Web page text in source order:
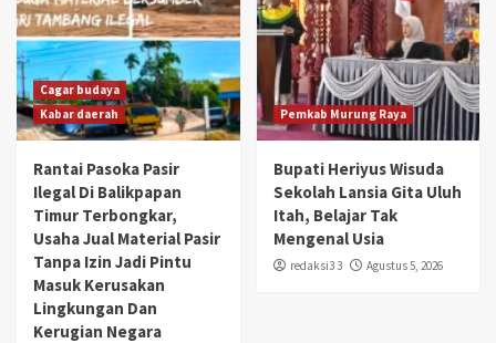
Cagar budaya
Kabar daerah
Rantai Pasoka Pasir
Ilegal Di Balikpapan
Timur Terbongkar,
Usaha Jual Material Pasir
Tanpa Izin Jadi Pintu
Masuk Kerusakan
Lingkungan Dan
Kerugian Negara
Pemkab Murung Raya
Bupati Heriyus Wisuda
Sekolah Lansia Gita Uluh
Itah, Belajar Tak
Mengenal Usia
redaksi3 3 Agustus 5, 2026